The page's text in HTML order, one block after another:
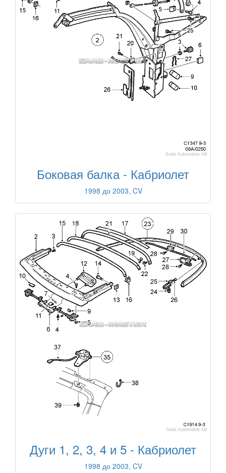
Боковая балка - Кабриолет
1998 до 2003, CV
Дуги 1, 2, 3, 4 и 5 - Кабриолет
1998 до 2003, CV